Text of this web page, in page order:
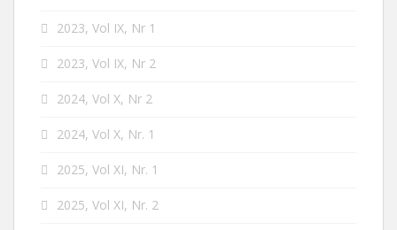
2023, Vol IX, Nr 1
2023, Vol IX, Nr 2
2024, Vol X, Nr 2
2024, Vol X, Nr. 1
2025, Vol XI, Nr. 1
2025, Vol XI, Nr. 2